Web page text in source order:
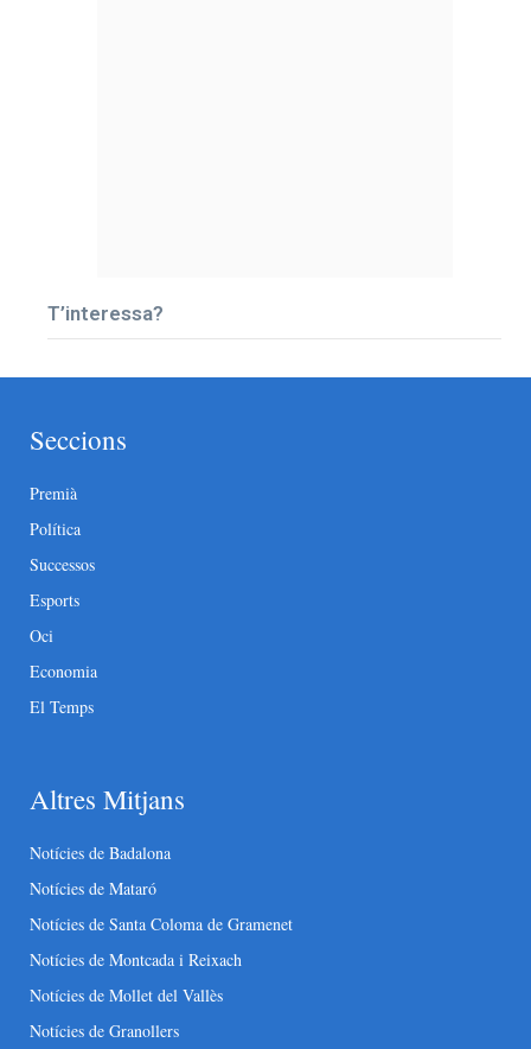
T’interessa?
Seccions
Premià
Política
Successos
Esports
Oci
Economia
El Temps
Altres Mitjans
Notícies de Badalona
Notícies de Mataró
Notícies de Santa Coloma de Gramenet
Notícies de Montcada i Reixach
Notícies de Mollet del Vallès
Notícies de Granollers